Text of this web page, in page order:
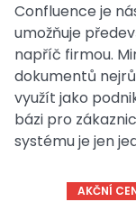
Confluence je
umožňuje
napříč firmou.
dokumentů
využít jako
bázi pro
systému je jen
AKČNÍ